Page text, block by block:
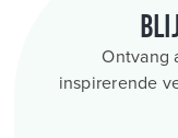
Ontvang
inspirerende